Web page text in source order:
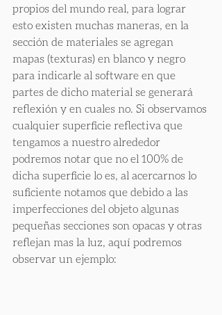
propios del mundo real, para lograr
esto existen muchas maneras, en la
sección de materiales se agregan
mapas (texturas) en blanco y negro
para indicarle al software en que
partes de dicho material se generará
reflexión y en cuales no. Si observamos
cualquier superficie reflectiva que
tengamos a nuestro alrededor
podremos notar que no el 100% de
dicha superficie lo es, al acercarnos lo
suficiente notamos que debido a las
imperfecciones del objeto algunas
pequeñas secciones son opacas y otras
reflejan mas la luz, aquí podremos
observar un ejemplo: